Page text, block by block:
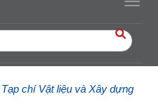
chí Vật liệu và Xây dựng